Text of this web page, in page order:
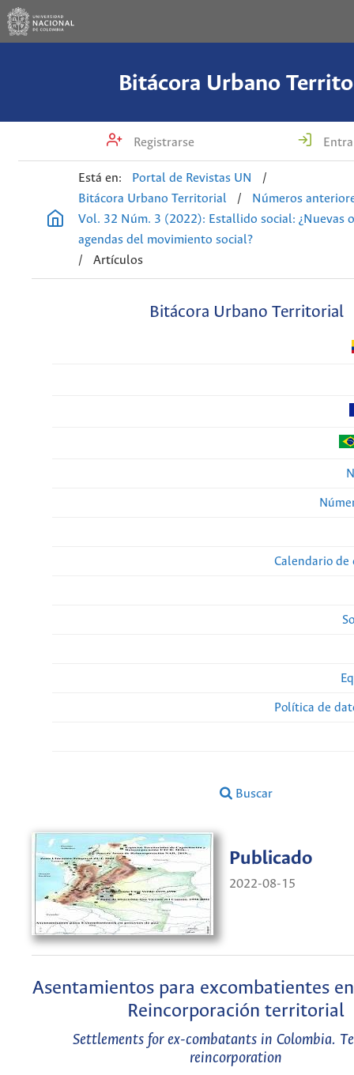
Bitácora Urbano
Registrarse
Está en: Portal de Revistas UN
/
Bitácora Urbano Territorial
/
Números
Vol. 32 Núm. 3 (2022): Estallido social: ¿Nuevas
agendas del movimiento social?
/
Artículos
Bitácora Urbano Territorial
Calendario de
Política de
Buscar
Publicado
2022-08-15
Asentamientos para excombatientes
Reincorporación territorial
Settlements for ex-combatants in Colombia.
reincorporation